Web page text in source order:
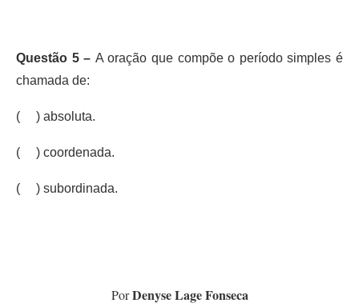
Questão 5 – A oração que compõe o período simples é
chamada de:
( ) absoluta.
( ) coordenada.
( ) subordinada.
PorDenyse Lage Fonseca